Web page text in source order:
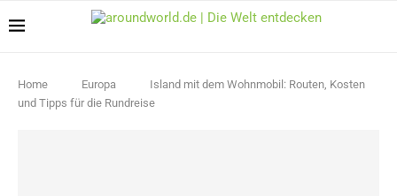
Home Europa
Island mit dem Wohnmobil: Routen, Kosten
und Tipps für die Rundreise